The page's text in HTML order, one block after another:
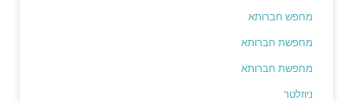
מחפש חברותא
מחפשת חברותא
מחפשת חברותא
ניוזלטר